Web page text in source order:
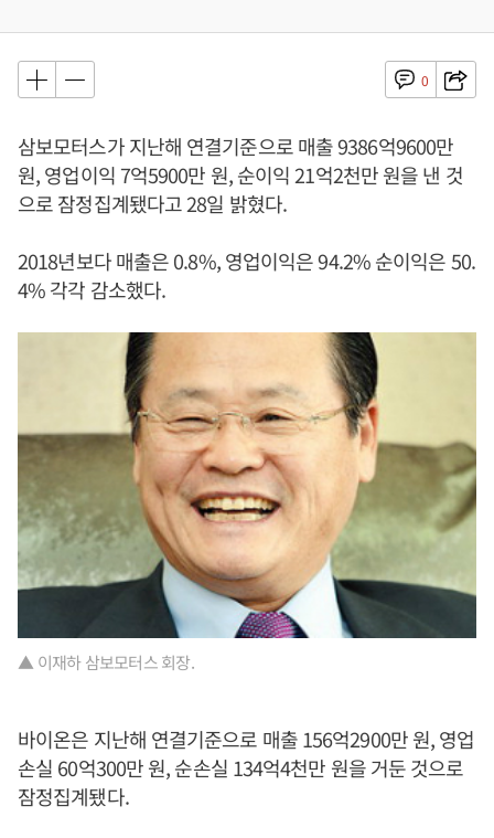
0
삼보모터스가 지난해 연결기준으로 매출 9386억9600만
원, 영업이익 7억5900만 원, 순이익 21억2천만 원을 낸 것
으로 잠정집계됐다고 28일 밝혔다.
2018년보다 매출은 0.8%, 영업이익은 94.2% 순이익은 50.
4% 각각 감소했다.
▲ 이재하 삼보모터스 회장.
바이온은 지난해 연결기준으로 매출 156억2900만 원, 영업
손실 60억300만 원, 순손실 134억4천만 원을 거둔 것으로
잠정집계됐다.